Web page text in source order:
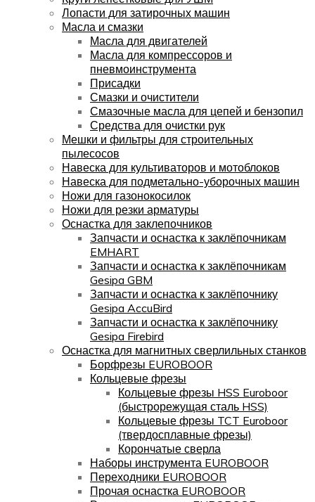
Лопасти для затирочных машин
Масла и смазки
Масла для двигателей
Масла для компрессоров и
пневмоинструмента
Присадки
Смазки и очистители
Смазочные масла для цепей и бензопил
Средства для очистки рук
Мешки и фильтры для строительных
пылесосов
Навеска для культиваторов и мотоблоков
Навеска для подметально-уборочных машин
Ножи для газонокосилок
Ножи для резки арматуры
Оснастка для заклепочников
Запчасти и оснастка к заклёпочникам
EMHART
Запчасти и оснастка к заклёпочникам
Gesipa GBM
Запчасти и оснастка к заклёпочнику
Gesipa AccuBird
Запчасти и оснастка к заклёпочнику
Gesipa Firebird
Оснастка для магнитных сверлильных станков
Борфрезы EUROBOOR
Кольцевые фрезы
Кольцевые фрезы HSS Euroboor
(быстрорежущая сталь HSS)
Кольцевые фрезы TCT Euroboor
(твердосплавные фрезы)
Корончатые сверла
Наборы инструмента EUROBOOR
Переходники EUROBOOR
Прочая оснастка EUROBOOR